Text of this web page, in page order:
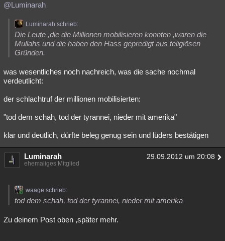
@Luminarah
Luminarah schrieb:
Die Leute ,die die Millionen mobilisieren konnten ,waren die
Mullahs und die haben den Hass gepredigt aus teligiösen
Gründen.
was wesentliches noch nachreich, was die sache nochmal
verdeutlicht:
der schlachtruf der millionen mobilisierten:
"tod dem schah, tod der tyrannei, nieder mit amerika"
klar und deutlich, dürfte beleg genug sein und lüders bestätigen
Luminarah 29.09.2012 um 20:08
ehemaliges Mitglied
waage schrieb:
tod dem schah, tod der tyrannei, nieder mit amerika
Zu deinem Post oben ,später mehr.